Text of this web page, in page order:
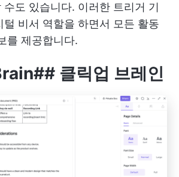
수도 있습니다. 이러한 트리거 기
털 비서 역할을 하면서 모든 활동
를 제공합니다.
## 클릭업 브레인